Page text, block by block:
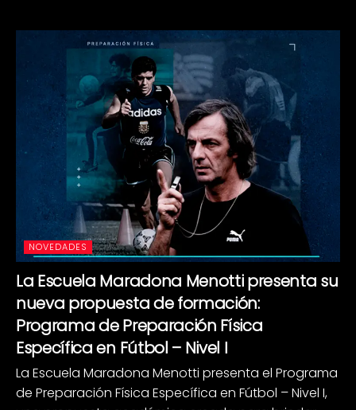
NOVEDADES
La Escuela Maradona Menotti presenta su
nueva propuesta de formación:
Programa de Preparación Física
Específica en Fútbol – Nivel I
La Escuela Maradona Menotti presenta el Programa
de Preparación Física Específica en Fútbol – Nivel I,